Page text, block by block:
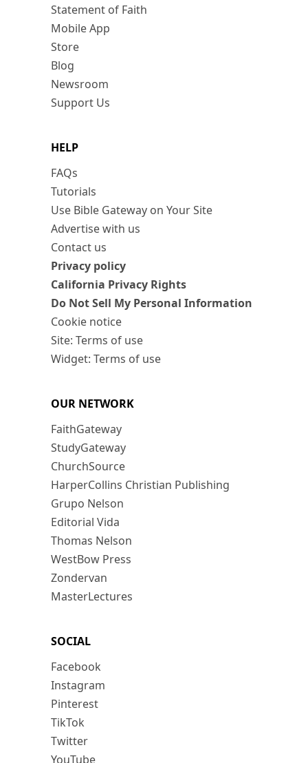
Statement of Faith
Mobile App
Store
Blog
Newsroom
Support Us
HELP
FAQs
Tutorials
Use Bible Gateway on Your Site
Advertise with us
Contact us
Privacy policy
California Privacy Rights
Do Not Sell My Personal Information
Cookie notice
Site: Terms of use
Widget: Terms of use
OUR NETWORK
FaithGateway
StudyGateway
ChurchSource
HarperCollins Christian Publishing
Grupo Nelson
Editorial Vida
Thomas Nelson
WestBow Press
Zondervan
MasterLectures
SOCIAL
Facebook
Instagram
Pinterest
TikTok
Twitter
YouTube